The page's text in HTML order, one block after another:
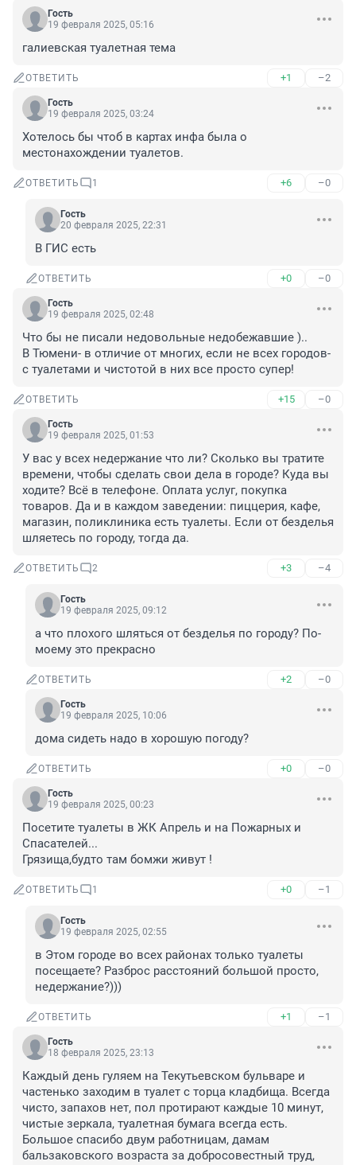
Гость
19 февраля 2025, 05:16
галиевская туалетная тема
ОТВЕТИТЬ +1 –2
Гость
19 февраля 2025, 03:24
Хотелось бы чтоб в картах инфа была о
местонахождении туалетов.
ОТВЕТИТЬ 1 +6 –0
Гость
20 февраля 2025, 22:31
В ГИС есть
ОТВЕТИТЬ +0 –0
Гость
19 февраля 2025, 02:48
Что бы не писали недовольные недобежавшие )..
В Тюмени- в отличие от многих, если не всех городов-
с туалетами и чистотой в них все просто супер!
ОТВЕТИТЬ +15 –0
Гость
19 февраля 2025, 01:53
У вас у всех недержание что ли? Сколько вы тратите
времени, чтобы сделать свои дела в городе? Куда вы
ходите? Всё в телефоне. Оплата услуг, покупка
товаров. Да и в каждом заведении: пиццерия, кафе,
магазин, поликлиника есть туалеты. Если от безделья
шляетесь по городу, тогда да.
ОТВЕТИТЬ 2 +3 –4
Гость
19 февраля 2025, 09:12
а что плохого шляться от безделья по городу? По-
моему это прекрасно
ОТВЕТИТЬ +2 –0
Гость
19 февраля 2025, 10:06
дома сидеть надо в хорошую погоду?
ОТВЕТИТЬ +0 –0
Гость
19 февраля 2025, 00:23
Посетите туалеты в ЖК Апрель и на Пожарных и
Спасателей...
Грязища,будто там бомжи живут !
ОТВЕТИТЬ 1 +0 –1
Гость
19 февраля 2025, 02:55
в Этом городе во всех районах только туалеты
посещаете? Разброс расстояний большой просто,
недержание?)))
ОТВЕТИТЬ +1 –1
Гость
18 февраля 2025, 23:13
Каждый день гуляем на Текутьевском бульваре и
частенько заходим в туалет с торца кладбища. Всегда
чисто, запахов нет, пол протирают каждые 10 минут,
чистые зеркала, туалетная бумага всегда есть.
Большое спасибо двум работницам, дамам
бальзаковского возраста за добросовестный труд,